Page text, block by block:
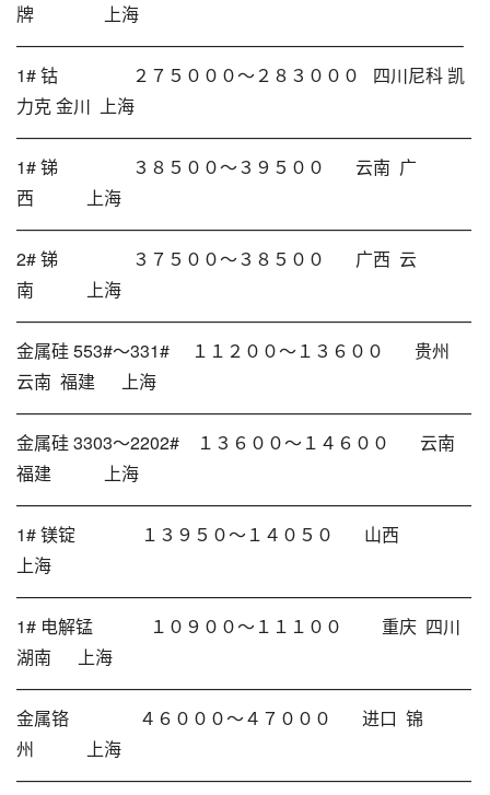
牌 上海
—————————————————————————–
1# 钴 ２７５０００～２８３０００ 四川尼科 凯
力克 金川 上海
——————————————————————————
1# 锑 ３８５００～３９５００ 云南 广
西 上海
——————————————————————————
2# 锑 ３７５００～３８５００ 广西 云
南 上海
——————————————————————————
金属硅 553#～331# １１２００～１３６００ 贵州
云南 福建 上海
——————————————————————————
金属硅 3303～2202# １３６００～１４６００ 云南
福建 上海
——————————————————————————
1# 镁锭 １３９５０～１４０５０ 山西
上海
——————————————————————————
1# 电解锰 １０９００～１１１００ 重庆 四川
湖南 上海
——————————————————————————
金属铬 ４６０００～４７０００ 进口 锦
州 上海
——————————————————————————